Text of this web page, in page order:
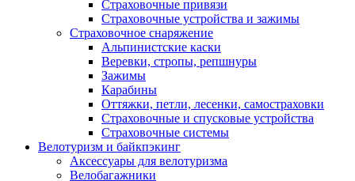
Страховочные привязи
Страховочные устройства и зажимы
Страховочное снаряжение
Альпинистские каски
Веревки, стропы, репшнуры
Зажимы
Карабины
Оттяжки, петли, лесенки, самостраховки
Страховочные и спусковые устройства
Страховочные системы
Велотуризм и байкпэкинг
Аксессуары для велотуризма
Велобагажники